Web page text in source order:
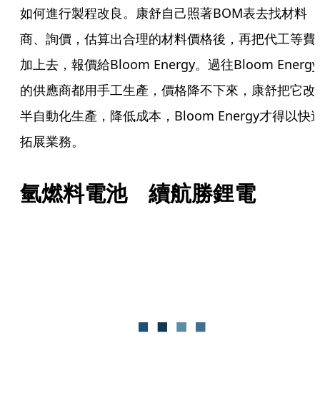
如何進行製程改良。康舒自己照著BOM表去找材料
商、詢價，估算出合理的材料價格後，再把代工等費
加上去，報價給Bloom Energy。過往Bloom Energy
的供應商都用手工生產，價格降不下來，康舒把它改
半自動化生產，降低成本，Bloom Energy才得以快
拓展業務。
氫燃料電池　續航勝鋰電